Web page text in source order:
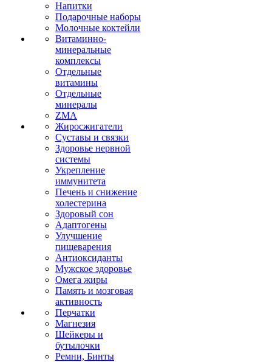
Напитки
Подарочные наборы
Молочные коктейли
Витаминно-
минеральные
комплексы
Отдельные
витамины
Отдельные
минералы
ZMA
Жиросжигатели
Суставы и связки
Здоровье нервной
системы
Укрепление
иммунитета
Печень и снижение
холестерина
Здоровый сон
Адаптогены
Улучшение
пищеварения
Антиоксиданты
Мужское здоровье
Омега жиры
Память и мозговая
активность
Перчатки
Магнезия
Шейкеры и
бутылочки
Ремни, Бинты